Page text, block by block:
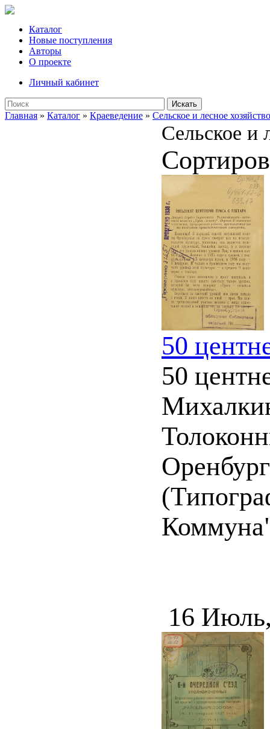
Каталог
Новые поступления
Авторы
О проекте
Личный кабинет
Искать
Главная » Каталог » Краеведение » Сельское и лесное
Сельское и
50
50
16